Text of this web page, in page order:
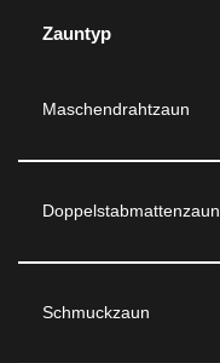
Zauntyp
Maschendrahtzaun
Doppelstabmattenzaun
Schmuckzaun